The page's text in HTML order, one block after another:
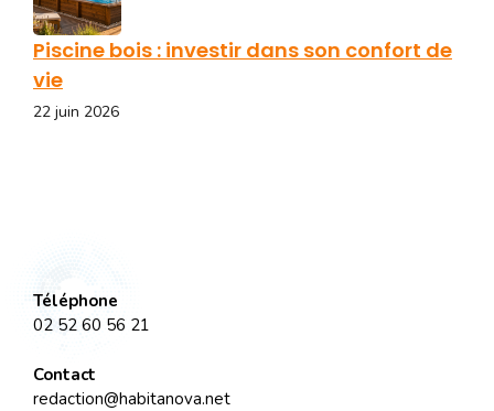
Piscine bois : investir dans son confort de
vie
22 juin 2026
Téléphone
02 52 60 56 21
Contact
redaction@habitanova.net